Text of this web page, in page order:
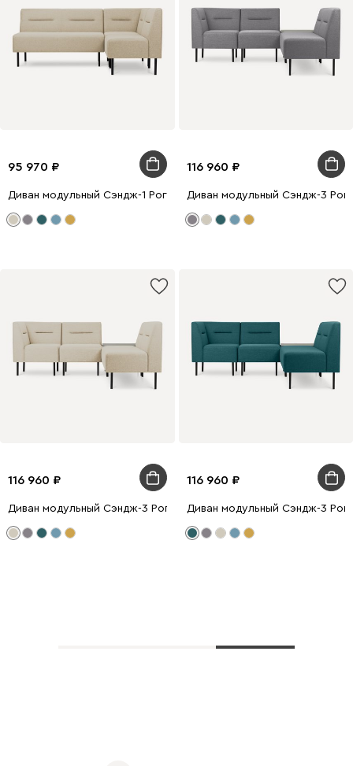
95 970
Диван модульный Сэндж-1 Рогожка Бежевый
116 960
Диван модульный Сэндж-3
116 960
Диван модульный Сэндж-3 Рогожка Бежевый
116 960
Диван модульный Сэндж-3